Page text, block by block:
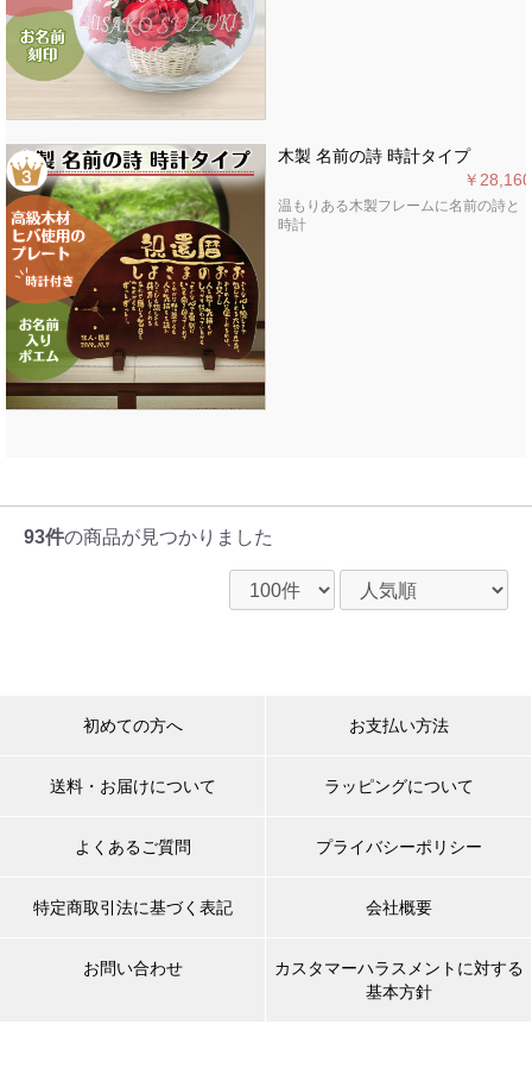
木製 名前の詩 時計タイプ
￥28,160
温もりある木製フレームに名前の詩と
時計
93件の商品が見つかりました
初めての方へ お支払い方法
送料・お届けについて ラッピングについて
よくあるご質問 プライバシーポリシー
特定商取引法に基づく表記 会社概要
お問い合わせ
カスタマーハラスメントに対する
基本方針